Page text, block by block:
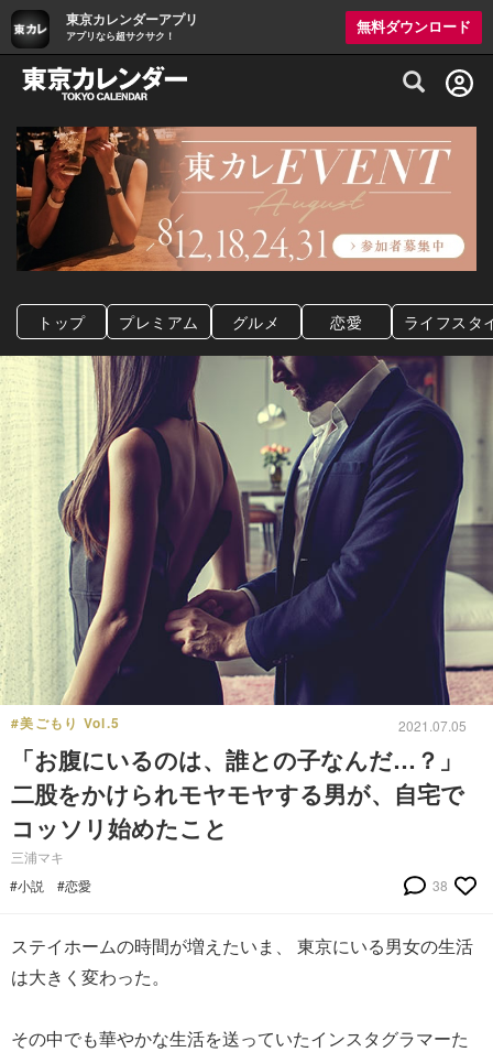
東京カレンダーアプリ
アプリなら超サクサク！
無料ダウンロード
グルメ情報・プレミアムレストラン予約
トップ プレミアム グルメ 恋愛 ライフスタ
#美ごもり Vol.5 2021.07.05
「お腹にいるのは、誰との子なんだ…？」
二股をかけられモヤモヤする男が、自宅で
コッソリ始めたこと
三浦マキ
#小説
#恋愛 38
ステイホームの時間が増えたいま、 東京にいる男女の生活
は大きく変わった。
その中でも華やかな生活を送っていたインスタグラマーた